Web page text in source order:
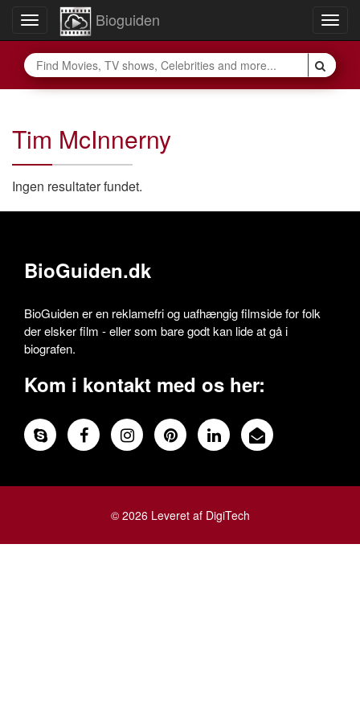
Toggle
navigation
Bioguiden
Tim McInnerny
Ingen resultater fundet.
BioGuiden.dk
BioGuiden er en reklamefri og uafhængig filmside for folk
der elsker film - eller som bare godt kan lide at gå i
biografen.
Kom i kontakt med os her:
© 2026 Leveret af DigiTech